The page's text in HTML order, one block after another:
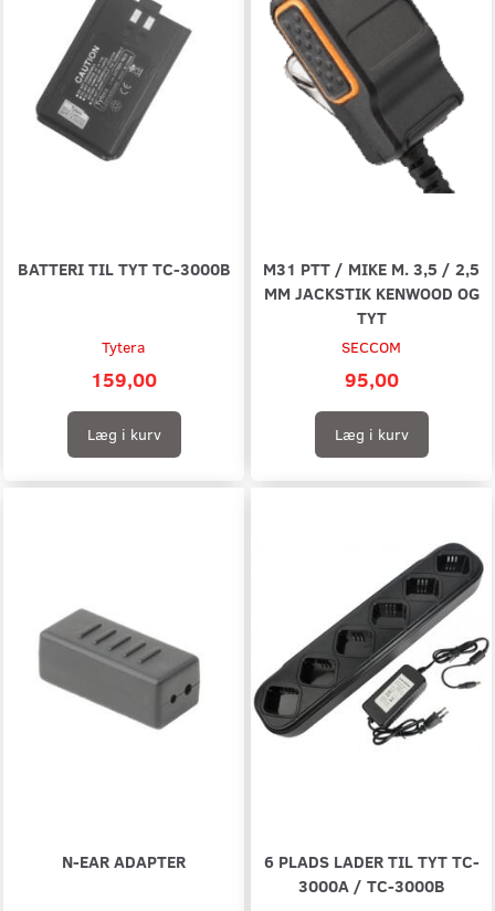
BATTERI TIL TYT TC-3000B
Tytera
159,00
Læg i kurv
M31 PTT / MIKE M. 3,5 / 2,5
MM JACKSTIK KENWOOD OG
TYT
SECCOM
95,00
Læg i kurv
N-EAR ADAPTER
6 PLADS LADER TIL TYT TC-
3000A / TC-3000B